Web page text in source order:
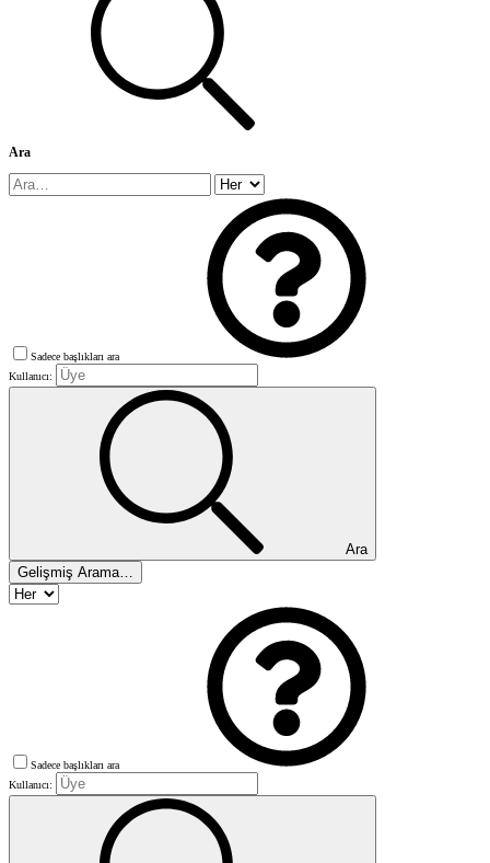
Ara
Sadece başlıkları ara
Kullanıcı:
Ara
Gelişmiş Arama…
Sadece başlıkları ara
Kullanıcı: